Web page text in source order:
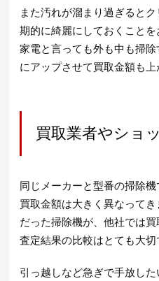
また汚れが溜まり過ぎると
期的に綺麗にしておくこと
家電と言っても外も中も掃
にアップさせて買取金額も上
買取業者やショ
同じメーカーと型番の掃除
買取金額は大きく異なって
だった掃除機が、他社では買
査定結果の比較はとても大切
引っ越しなど急ぎで手放し